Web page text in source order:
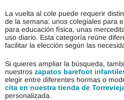
La vuelta al cole puede requerir
de la semana: unos colegiales para
para educación física, unas
uso diario. Esta categoría reúne
facilitar la elección según las
Si quieres ampliar la búsqueda,
nuestros zapatos barefoot
elegir entre diferentes hormas o
cita en nuestra tienda de
personalizada.